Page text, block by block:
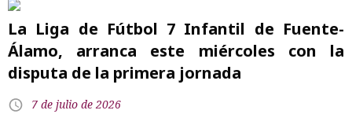
La Liga de Fútbol 7 Infantil de Fuente-
Álamo, arranca este miércoles con la
disputa de la primera jornada
7 de julio de 2026